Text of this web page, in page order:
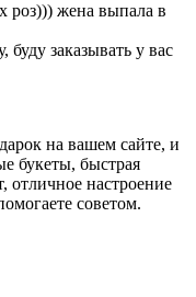
роз))) жена выпала в
заказывать у вас
на вашем сайте, и
букеты, быстрая
отличное настроение
советом.